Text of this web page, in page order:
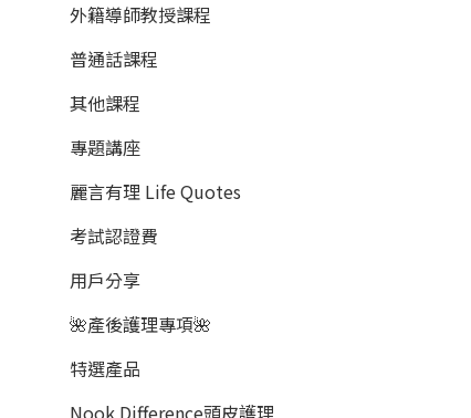
外籍導師教授課程
普通話課程
其他課程
專題講座
麗言有理 Life Quotes
考試認證費
用戶分享
🌺產後護理專項🌺
特選產品
Nook Difference頭皮護理